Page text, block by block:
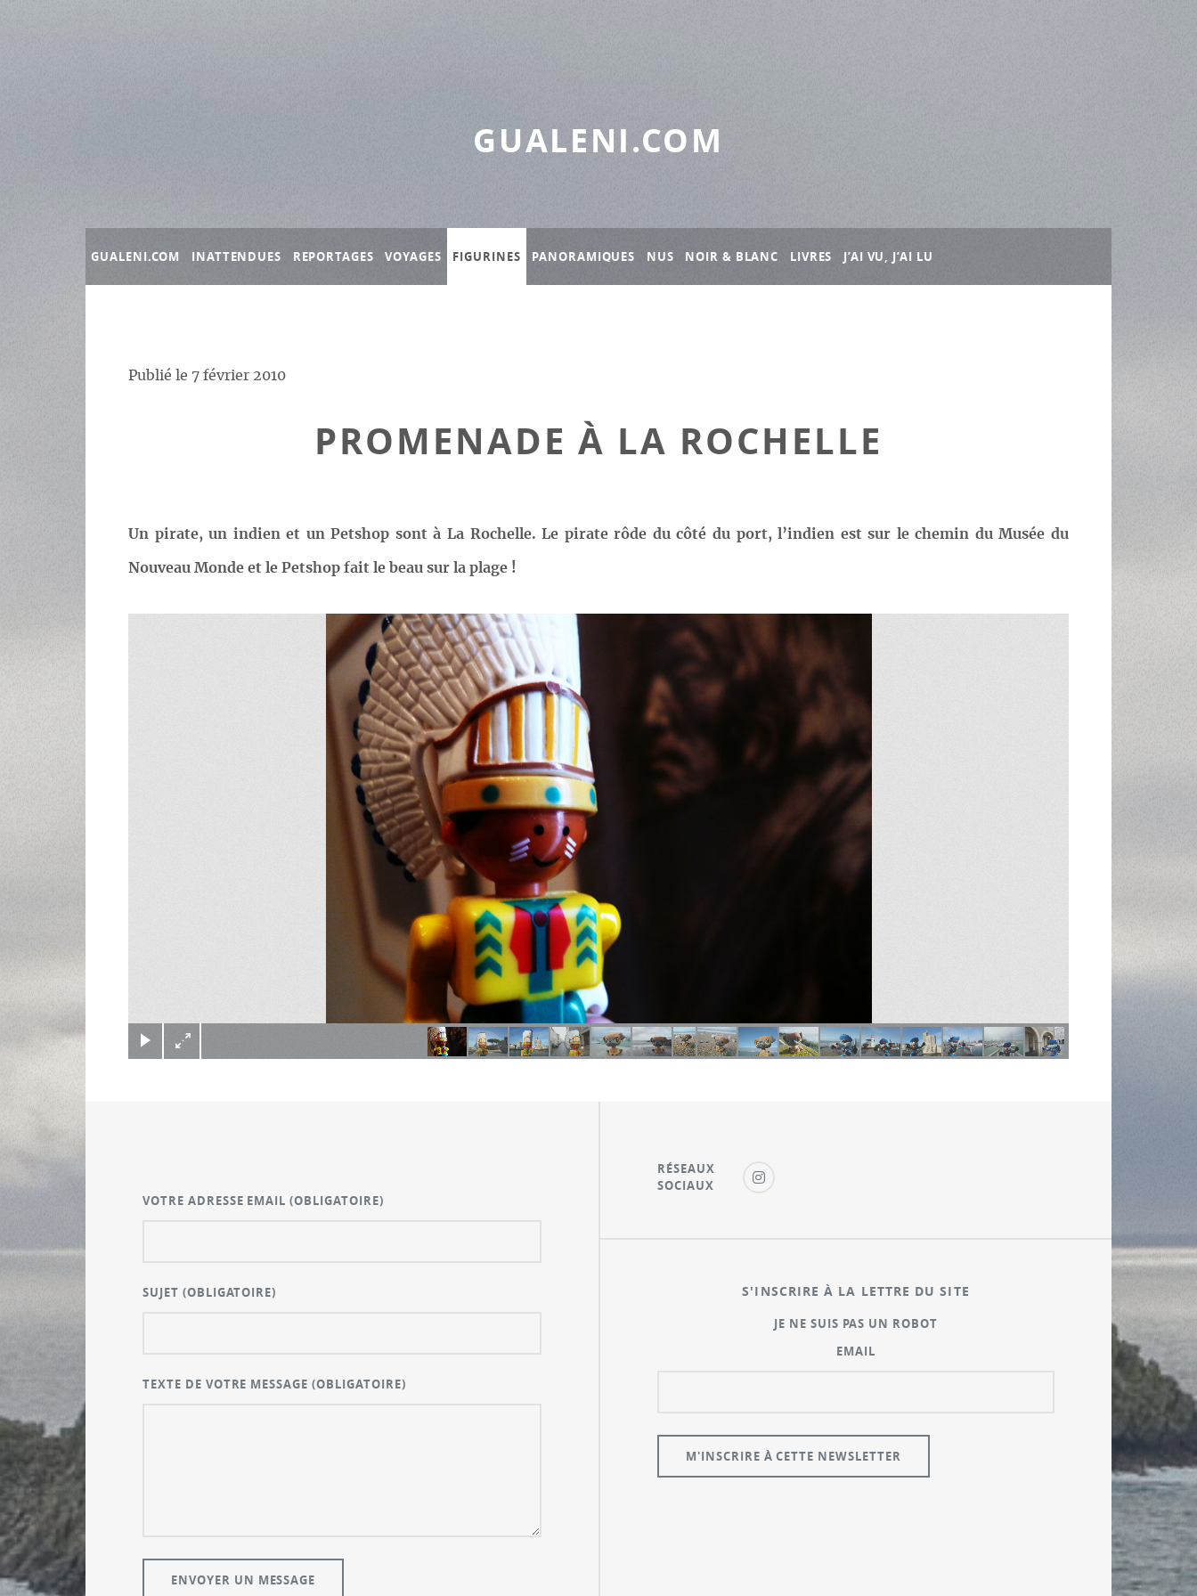
GUALENI.COM
GUALENI.COM INATTENDUES REPORTAGES VOYAGES FIGURINES PANORAMIQUES NUS NOIR & BLANC LIVRES J’AI VU, J’AI LU
Publié le 7 février 2010
PROMENADE À LA ROCHELLE
Un pirate, un indien et un Petshop sont à La Rochelle. Le pirate rôde du côté du port, l’indien est sur le chemin du Musée du
Nouveau Monde et le Petshop fait le beau sur la plage !
(c) Didier Gualeni
VOTRE ADRESSE EMAIL(OBLIGATOIRE)
SUJET (OBLIGATOIRE)
TEXTE DE VOTRE MESSAGE(OBLIGATOIRE)
RÉSEAUX
SOCIAUX
S'INSCRIRE À LA LETTRE DU SITE
JE NE SUIS PAS UN ROBOT
EMAIL